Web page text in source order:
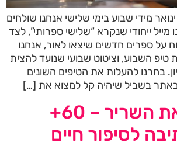
מידי שבוע בימי שלישי אנחנו שולחים
מייל ייחודי שנקרא “שלישי ספרותי”, לצד
על ספרים חדשים שיצאו לאור, אנחנו
השבוע, וציטוט שבועי שנועד להצית
בחרנו להעלות את הטיפים השונים
בשביל שיהיה קל למצוא את […]
מתרגלים את השריר – 60+
לסיפור חיים